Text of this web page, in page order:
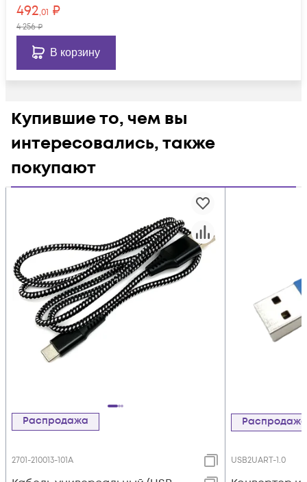
492,01 ₽
4 256₽
В корзину
Купившие то, чем вы
интересовались, также
покупают
Распродажа
2701-210013-101A
Распродажа
USB2UART-1.0